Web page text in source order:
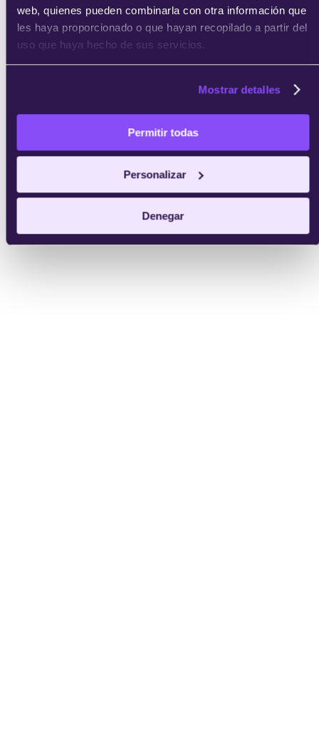
web, quienes pueden combinarla con otra información que
les haya proporcionado o que hayan recopilado a partir del
uso que haya hecho de sus servicios.
Mostrar detalles
Permitir todas
Personalizar
Denegar